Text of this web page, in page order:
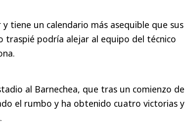
tiene un calendario más asequible que sus
traspié podría alejar al equipo del técnico
al Barnechea, que tras un comienzo de
el rumbo y ha obtenido cuatro victorias y